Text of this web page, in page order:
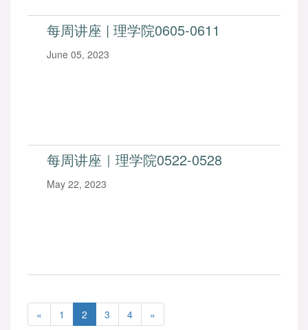
每周讲座 | 理学院0605-0611
June 05, 2023
每周讲座｜理学院0522-0528
May 22, 2023
« 1 2 3 4 »